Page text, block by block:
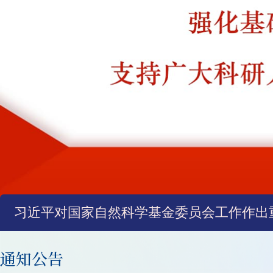
习近平对国家自然科学基金委员会工作作出
通知公告